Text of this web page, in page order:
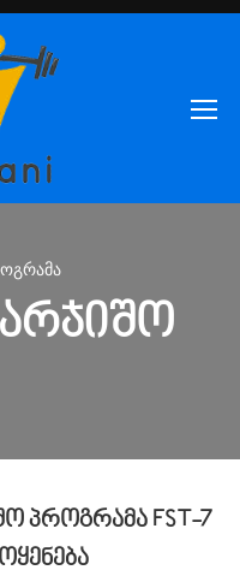
პროგრამა FST-7